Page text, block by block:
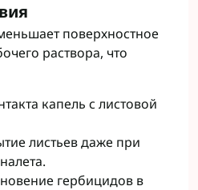
поверхностное
раствора, что
капель с листовой
листьев даже при
гербицидов в